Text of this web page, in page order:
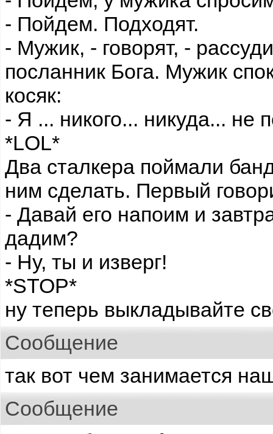
- Пойдем. Подходят.
- Мужик, - говорят, -
посланник Бога. Мужик
косяк:
- Я ... никого... никуда... не
*LOL*
Два сталкера поймали
ним сделать. Первый
- Давай его напоим и
дадим?
- Ну, ты и изверг!
*STOP*
ну теперь выкладывайте
Сообщение
так вот чем занимается
Сообщение